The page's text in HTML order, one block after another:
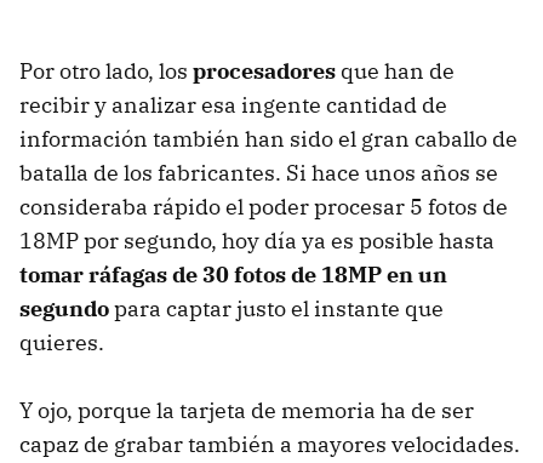
Por otro lado, los procesadores que han de
recibir y analizar esa ingente cantidad de
información también han sido el gran caballo de
batalla de los fabricantes. Si hace unos años se
consideraba rápido el poder procesar 5 fotos de
18MP por segundo, hoy día ya es posible hasta
tomar ráfagas de 30 fotos de 18MP en un
segundopara captar justo el instante que
quieres.
Y ojo, porque la tarjeta de memoria ha de ser
capaz de grabar también a mayores velocidades.